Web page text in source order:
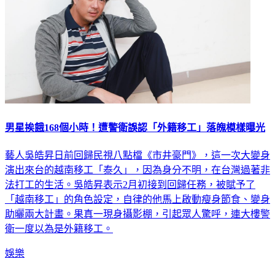
男星挨餓168個小時！遭警衛誤認「外籍移工」落魄模樣曝光
藝人吳皓昇日前回歸民視八點檔《市井豪門》，這一次大變身
演出來台的越南移工「泰久」，因為身分不明，在台灣過著非
法打工的生活。吳皓昇表示2月初接到回歸任務，被賦予了
「越南移工」的角色設定，自律的他馬上啟動瘦身節食、變身
助曬兩大計畫。果真一現身攝影棚，引起眾人驚呼，連大樓警
衛一度以為是外籍移工。
娛樂